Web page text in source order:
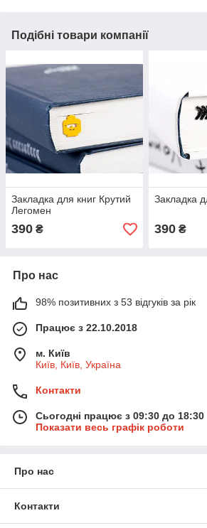
Подібні товари компанії
Закладка для книг Крутий
Легомен
390 ₴
Закладка
390₴
Про нас
98% позитивних з 53 відгуків за рік
Працює з 22.10.2018
м. Київ
Київ, Київ, Україна
Контакти
Сьогодні працює з 09:30 до 18:30
Показати весь графік роботи
Про нас
Контакти